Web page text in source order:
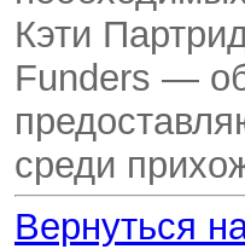
Кэти
Funders —
среди
Вернуться